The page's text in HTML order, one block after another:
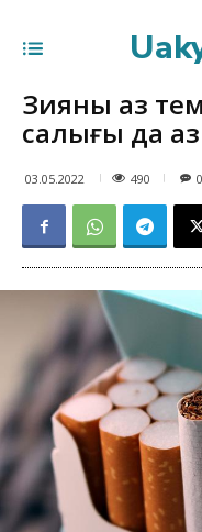
Зияны аз
салығы да
03.05.2022 490 0